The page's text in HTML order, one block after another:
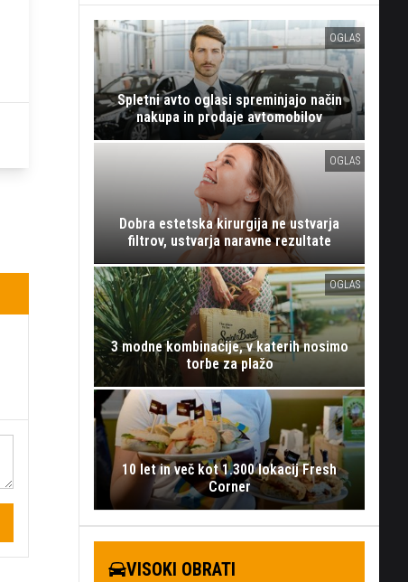
OGLAS
Spletni avto oglasi spreminjajo način
nakupa in prodaje avtomobilov
OGLAS
Dobra estetska kirurgija ne ustvarja
filtrov, ustvarja naravne rezultate
OGLAS
3 modne kombinacije, v katerih nosimo
torbe za plažo
10 let in več kot 1.300 lokacij Fresh
Corner
VISOKI OBRATI